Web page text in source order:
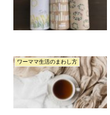
ワーママ生活のまわし方